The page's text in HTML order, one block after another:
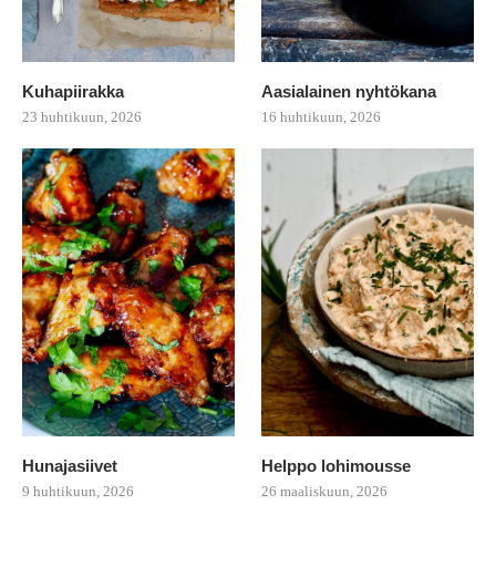
Kuhapiirakka
23 huhtikuun, 2026
Aasialainen nyhtökana
16 huhtikuun, 2026
Hunajasiivet
9 huhtikuun, 2026
Helppo lohimousse
26 maaliskuun, 2026